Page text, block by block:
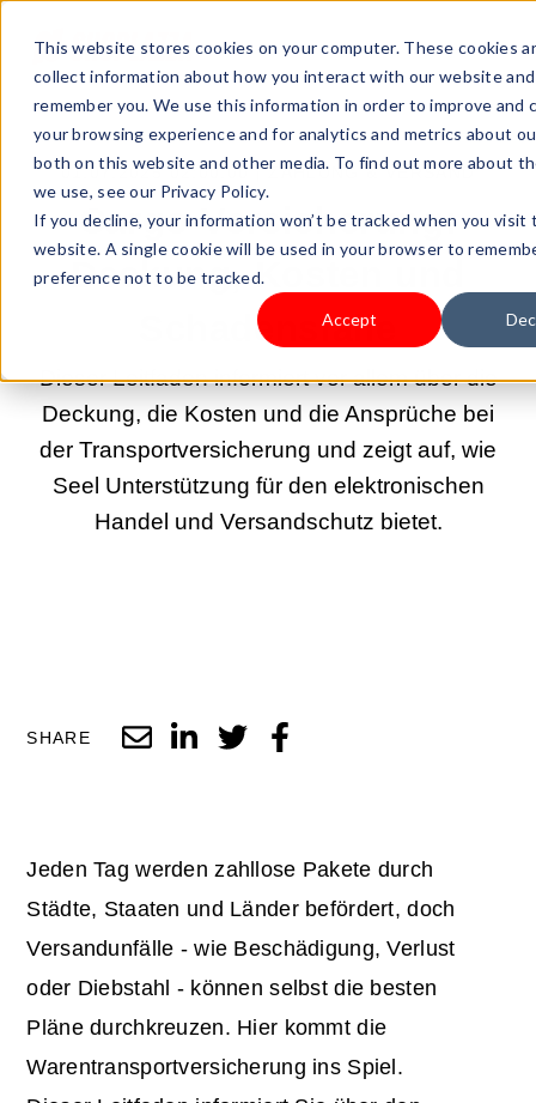
This website stores cookies on your computer. These cookies
collect information about how you interact with our website
remember you. We use this information in order to improve and
your browsing experience and for analytics and metrics about
both on this website and other media. To find out more about
we use, see our Privacy Policy.
If you decline, your information won’t be tracked when you visit
website. A single cookie will be used in your browser to
preference not to be tracked.
Accept
01.07.2025 02:00:00 |ZAHLUNG & VERSAND
Cargo-Versicherung:
Deckung, Kosten und
Schadensfälle
Dieser Leitfaden informiert vor allem über die
Deckung, die Kosten und die Ansprüche bei
der Transportversicherung und zeigt auf, wie
Seel Unterstützung für den elektronischen
Handel und Versandschutz bietet.
SHARE
Jeden Tag werden zahllose Pakete durch
Städte, Staaten und Länder befördert, doch
Versandunfälle - wie Beschädigung, Verlust
oder Diebstahl - können selbst die besten
Pläne durchkreuzen. Hier kommt die
Warentransportversicherung ins Spiel.